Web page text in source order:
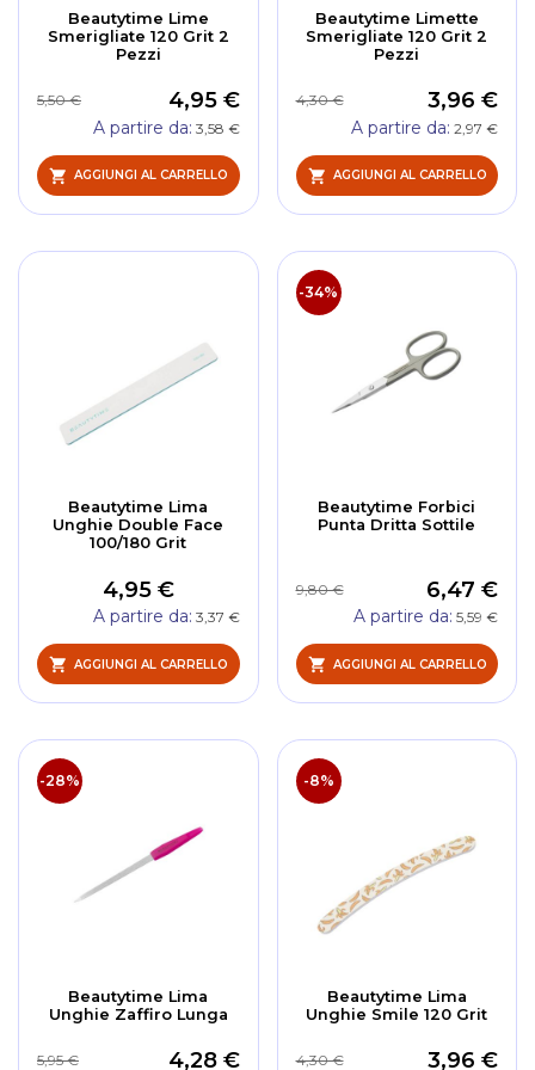
Beautytime Lime
Smerigliate 120 Grit 2
Pezzi
4,95 €
5,50 €
A partire da 3,58 €
AGGIUNGI AL CARRELLO
Beautytime Limette
Smerigliate 120 Grit 2
Pezzi
3,96 €
4,30 €
A partire da 2,97 €
AGGIUNGI AL CARRELLO
Beautytime Lima
Unghie Double Face
100/180 Grit
4,95 €
A partire da 3,37 €
AGGIUNGI AL CARRELLO
-34%
Beautytime Forbici
Punta Dritta Sottile
6,47 €
9,80 €
A partire da 5,59 €
AGGIUNGI AL CARRELLO
-28%
Beautytime Lima
Unghie Zaffiro Lunga
4,28 €
5,95 €
-8%
Beautytime Lima
Unghie Smile 120 Grit
3,96 €
4,30 €